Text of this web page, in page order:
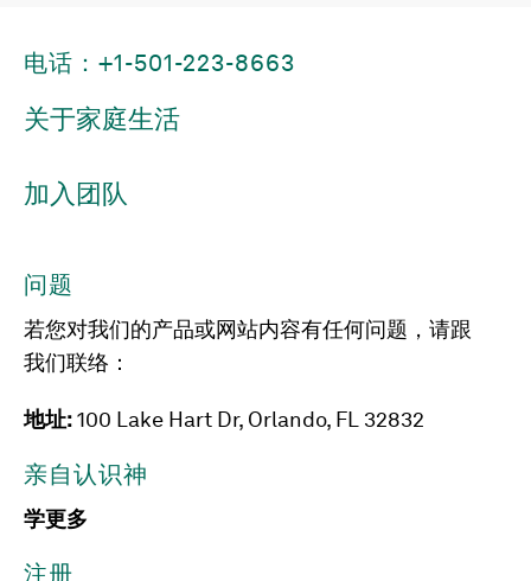
电话：+1-501-223-8663
关于家庭生活
加入团队
问题
若您对我们的产品或网站内容有任何问题，请跟
我们联络：
地址:100 Lake Hart Dr, Orlando, FL 32832
亲自认识神
学更多
注册